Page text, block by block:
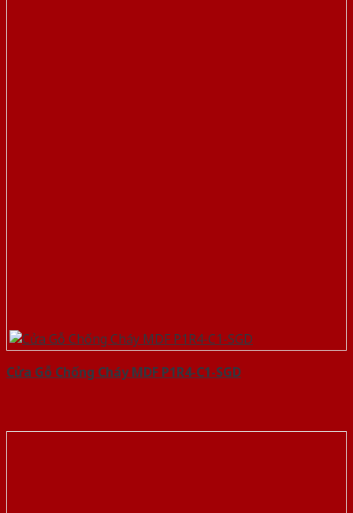
Cửa Gỗ Chống Cháy MDF P1R4-C1-SGD